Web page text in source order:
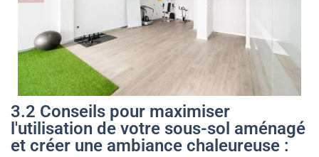
3.2 Conseils pour maximiser
l'utilisation de votre sous-sol aménagé
et créer une ambiance chaleureuse :